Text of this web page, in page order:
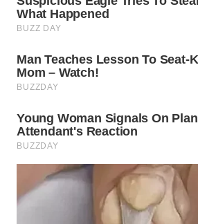
WN
WN
WN
MALUKU
WN
MALUT